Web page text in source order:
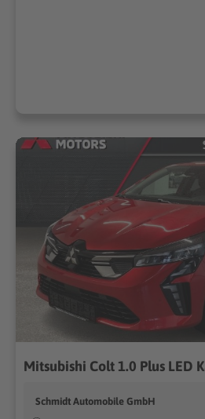
Schmidt Automobile GmbH